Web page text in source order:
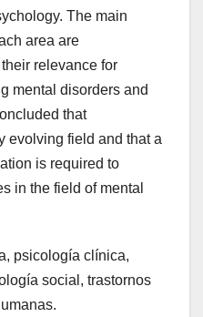
The main
area are
relevance for
mental disorders and
that
evolving field and that a
is required to
in the field of mental
psicología clínica,
social, trastornos